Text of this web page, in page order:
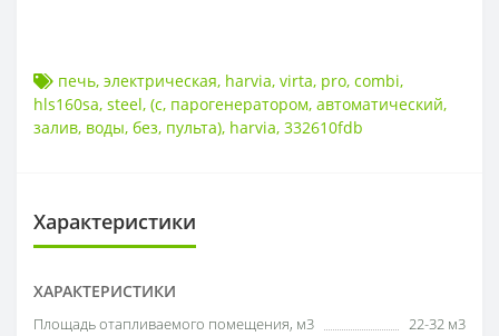
печь, электрическая, harvia, virta, pro, combi,
hls160sa, steel, (с, парогенератором, автоматический,
залив, воды, без, пульта), harvia, 332610fdb
Характеристики
ХАРАКТЕРИСТИКИ
Площадь отапливаемого помещения, м3
22-32 м3